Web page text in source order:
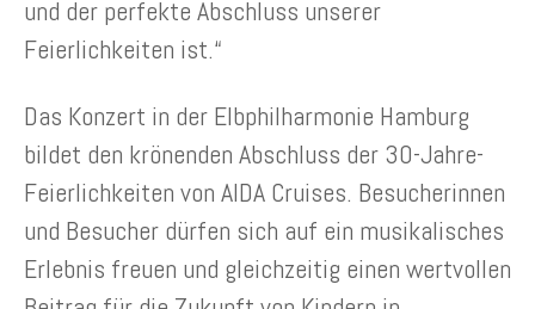
und der perfekte Abschluss unserer
Feierlichkeiten ist.“
Das Konzert in der Elbphilharmonie Hamburg
bildet den krönenden Abschluss der 30-Jahre-
Feierlichkeiten von AIDA Cruises. Besucherinnen
und Besucher dürfen sich auf ein musikalisches
Erlebnis freuen und gleichzeitig einen wertvollen